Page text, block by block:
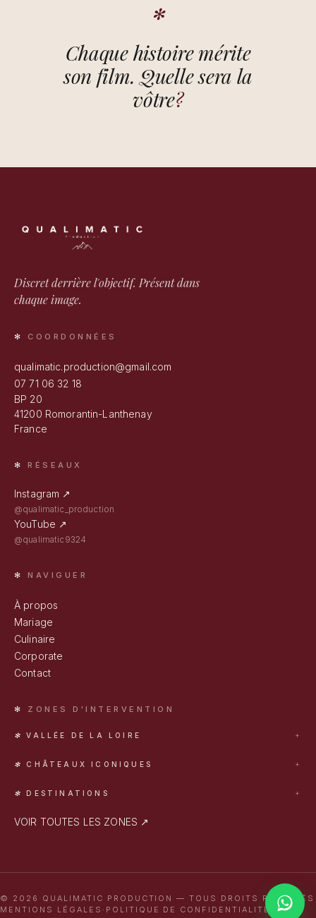
✻
Chaque histoire mérite
son film. Quelle sera la
vôtre?
Discret derrière l'objectif. Présent dans
chaque image.
COORDONNÉES
qualimatic.production@gmail.com
07 71 06 32 18
BP 20
41200 Romorantin-Lanthenay
France
RÉSEAUX
Instagram ↗
@qualimatic_production
YouTube ↗
@qualimatic9324
NAVIGUER
À propos
Mariage
Culinaire
Corporate
Contact
ZONES D'INTERVENTION
VALLÉE DE LA LOIRE
Orléans
CHÂTEAUX ICONIQUES
Vaux-le-Vicomte
DESTINATIONS
VOIR TOUTES LES ZONES ↗
© 2026 QUALIMATIC PRODUCTION — TOUS DROITS RÉSERVÉS
MENTIONS LÉGALES · POLITIQUE DE CONFIDENTIALITÉ CGV